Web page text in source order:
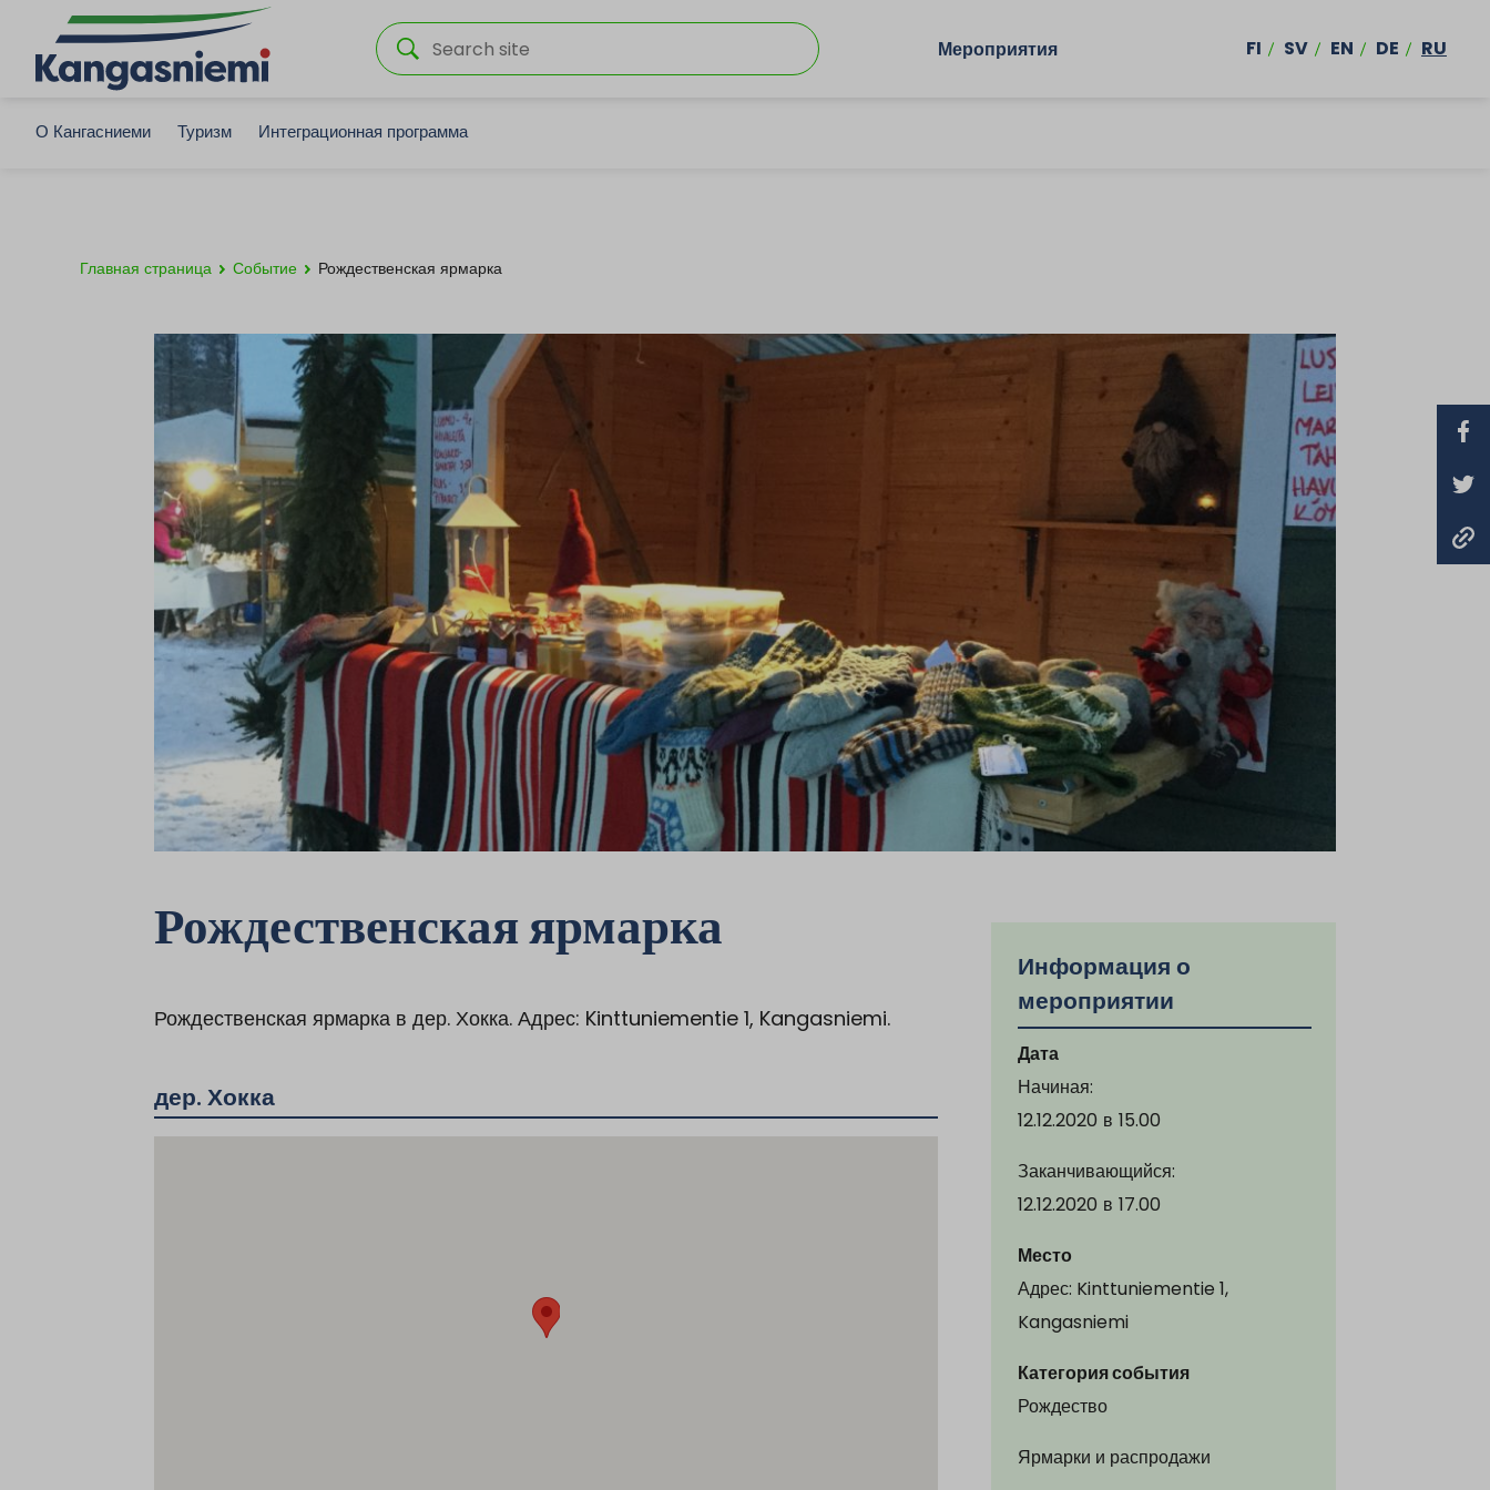
Мероприятия FI SV EN DE RU
О Кангасниеми Туризм Интеграционная программа
Главная страница Событие Рождественская ярмарка
Рождественская ярмарка
Рождественская ярмарка в дер. Хокка. Адрес: Kinttuniementie 1, Kangasniemi.
дер. Хокка
Информация о
мероприятии
Дата
Начиная:
12.12.2020 в 15.00
Заканчивающийся:
12.12.2020 в 17.00
Место
Адрес: Kinttuniementie 1,
Kangasniemi
Категория события
Рождество
Ярмарки и распродажи